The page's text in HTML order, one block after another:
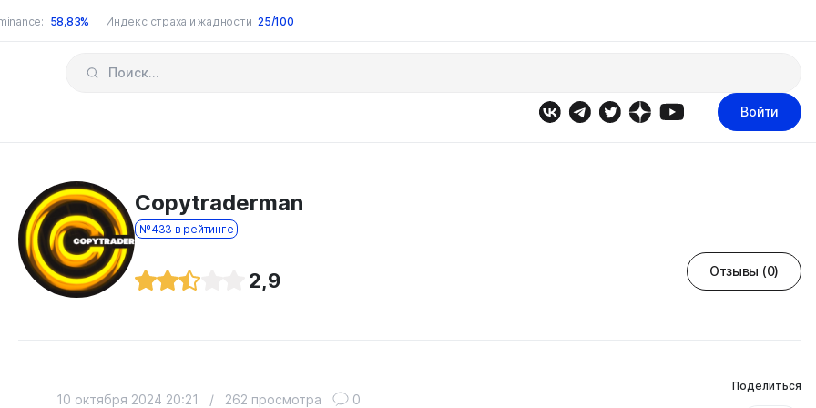
58,83% Индекс страха и жадности 25/100
Войти
Copytraderman
№433 в рейтинге
2,9 Отзывы (0)
10 октября 2024 20:21 / 262 просмотра 0
Поделиться